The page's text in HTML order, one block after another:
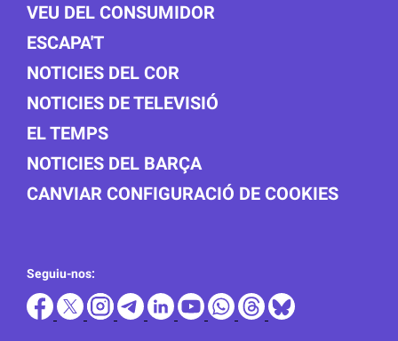
VEU DEL CONSUMIDOR
ESCAPA'T
NOTICIES DEL COR
NOTICIES DE TELEVISIÓ
EL TEMPS
NOTICIES DEL BARÇA
CANVIAR CONFIGURACIÓ DE COOKIES
Seguiu-nos: